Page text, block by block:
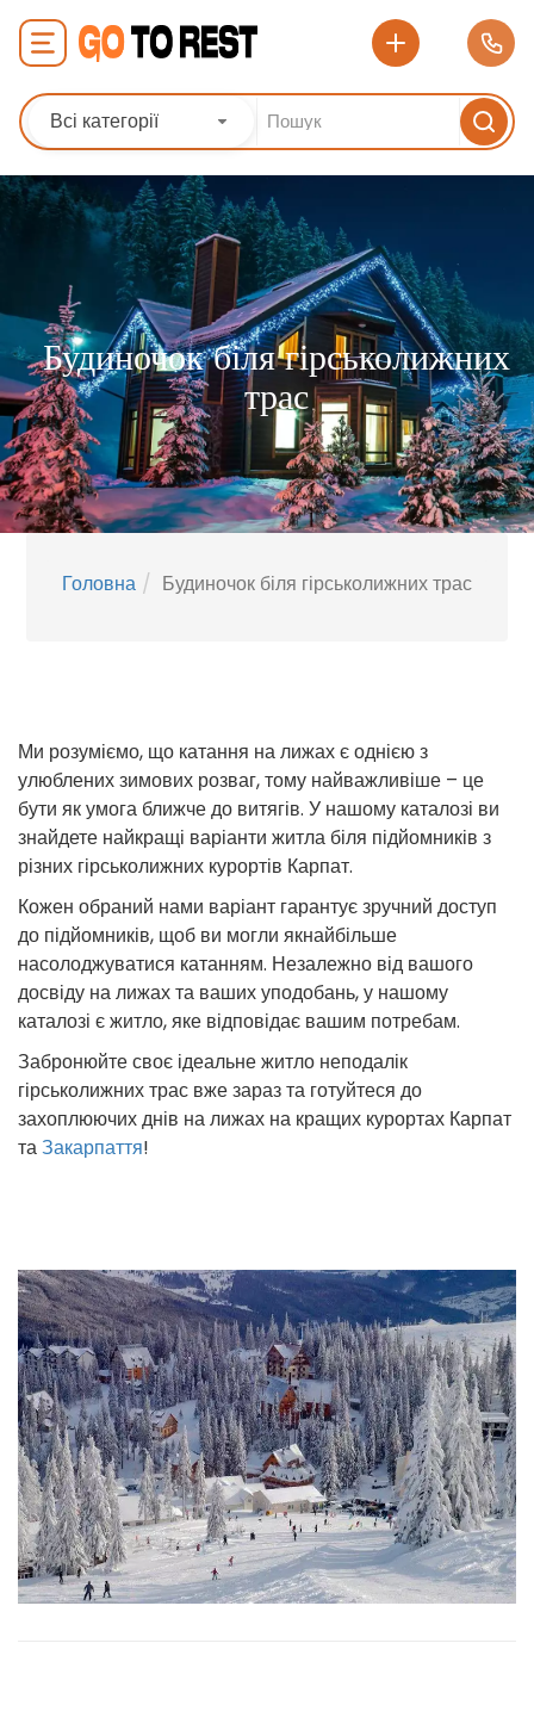
Всі категорії
Будиночок біля гірськолижних
трас
Головна Будиночок біля гірськолижних трас
Ми розуміємо, що катання на лижах є однією з
улюблених зимових розваг, тому найважливіше – це
бути як умога ближче до витягів. У нашому каталозі ви
знайдете найкращі варіанти житла біля підйомників з
різних гірськолижних курортів Карпат.
Кожен обраний нами варіант гарантує зручний доступ
до підйомників, щоб ви могли якнайбільше
насолоджуватися катанням. Незалежно від вашого
досвіду на лижах та ваших уподобань, у нашому
каталозі є житло, яке відповідає вашим потребам.
Забронюйте своє ідеальне житло неподалік
гірськолижних трас вже зараз та готуйтеся до
захоплюючих днів на лижах на кращих курортах Карпат
таЗакарпаття!